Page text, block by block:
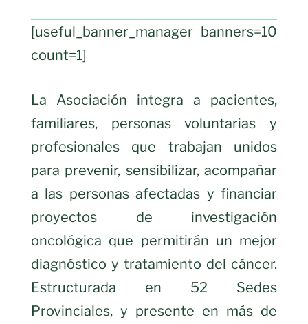
[useful_banner_manager banners=10
count=1]
La Asociación integra a pacientes,
familiares, personas voluntarias y
profesionales que trabajan unidos
para prevenir, sensibilizar, acompañar
a las personas afectadas y financiar
proyectos de investigación
oncológica que permitirán un mejor
diagnóstico y tratamiento del cáncer.
Estructurada en 52 Sedes
Provinciales, y presente en más de